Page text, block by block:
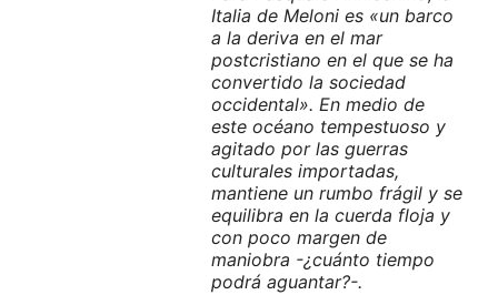
Italia de Meloni es «un barco
a la deriva en el mar
postcristiano en el que se ha
convertido la sociedad
occidental». En medio de
este océano tempestuoso y
agitado por las guerras
culturales importadas,
mantiene un rumbo frágil y se
equilibra en la cuerda floja y
con poco margen de
maniobra -¿cuánto tiempo
podrá aguantar?-.